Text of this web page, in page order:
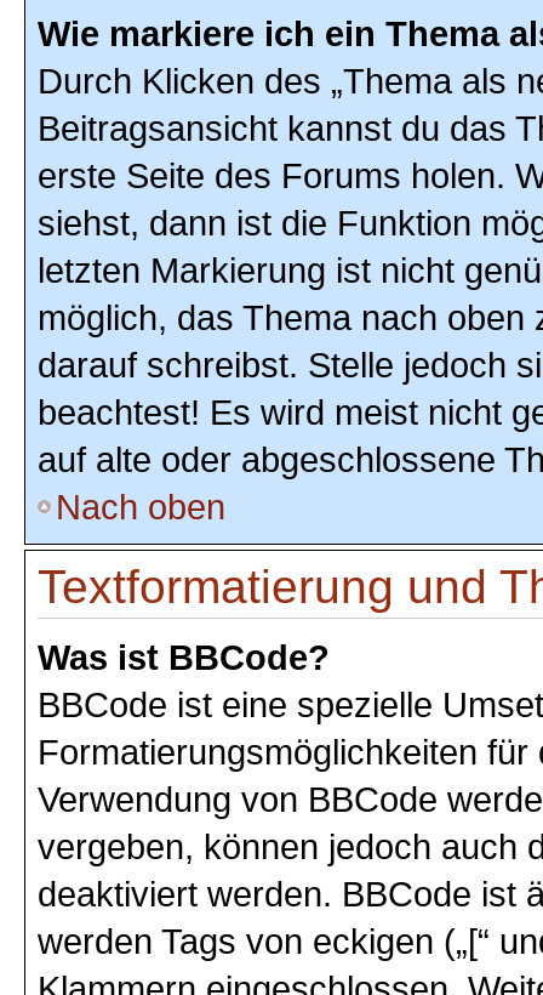
Wie markiere ich ein Thema
Durch Klicken des „Thema als
Beitragsansicht kannst du das
erste Seite des Forums holen.
siehst, dann ist die Funktion
letzten Markierung ist nicht
möglich, das Thema nach
darauf schreibst. Stelle jedoch
beachtest! Es wird meist nicht
auf alte oder abgeschlossene
Nach oben
Textformatierung und
Was ist BBCode?
BBCode ist eine spezielle
Formatierungsmöglichkeiten
Verwendung von BBCode
vergeben, können jedoch auch
deaktiviert werden. BBCode ist
werden Tags von eckigen („[“